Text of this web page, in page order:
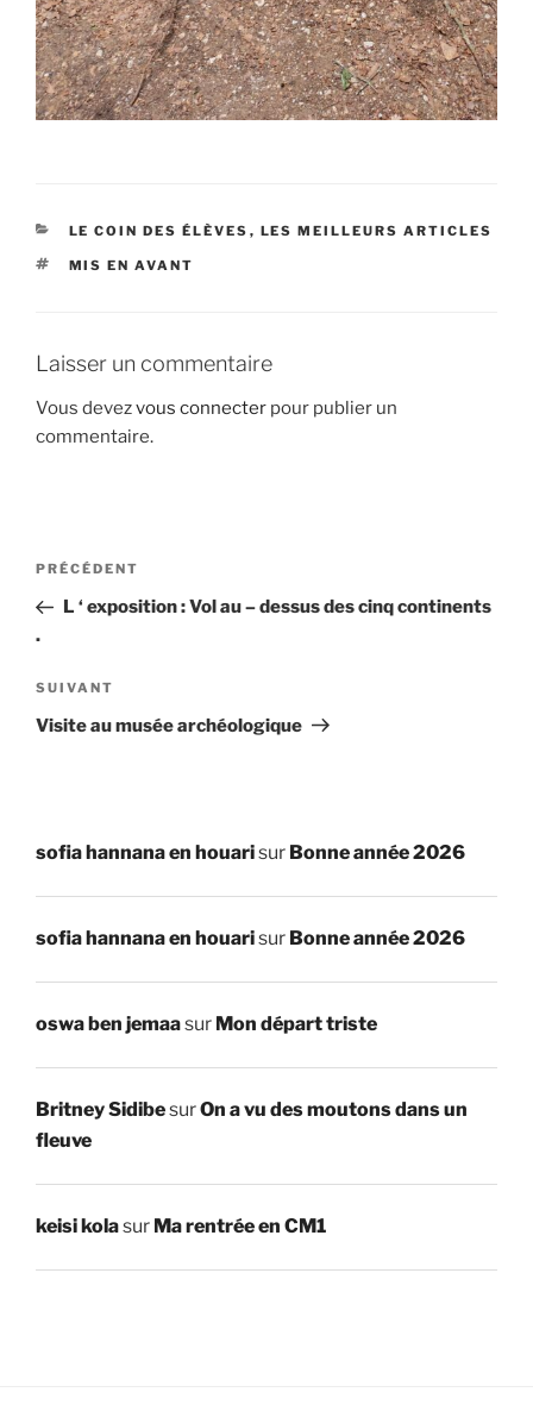
CATÉGORIES
LE COIN DES ÉLÈVES , LES MEILLEURS ARTICLES
ÉTIQUETTES
MIS EN AVANT
Laisser un commentaire
Vous devezvous connecter pour publier un
commentaire.
Navigation
l’article
Article
précédent
PRÉCÉDENT
L ‘ exposition : Vol au – dessus des cinq continents
.
Article
suivant
SUIVANT
Visite au musée archéologique
sofia hannana en houarisur Bonne année 2026
sofia hannana en houarisur Bonne année 2026
oswa ben jemaasur Mon départ triste
Britney SidibesurOn a vu des moutons dans un
fleuve
keisi kolasur Ma rentrée en CM1